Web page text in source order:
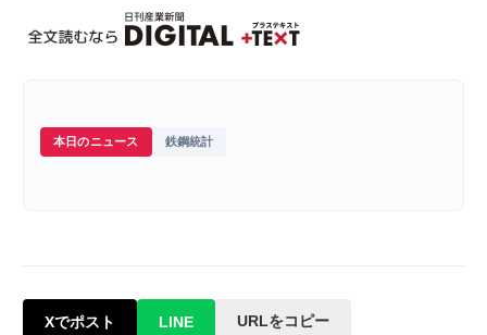
本日のニュース 鉄鋼統計
Xでポスト LINE URLをコピー